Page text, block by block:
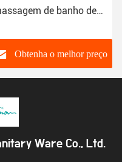
de banho de
sanitária
M1579 Resistente
desbotamento
Obtenha o melhor preço
Ware Co., Ltd.